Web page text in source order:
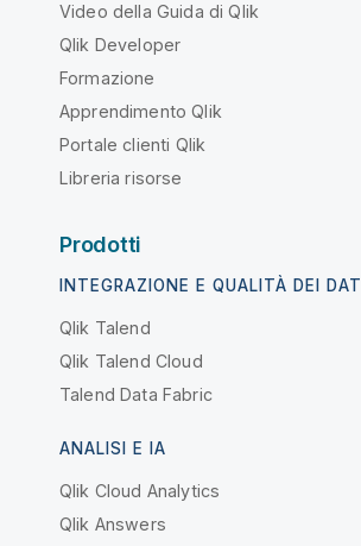
Video della Guida di Qlik
Qlik Developer
Formazione
Apprendimento Qlik
Portale clienti Qlik
Libreria risorse
Prodotti
INTEGRAZIONE E QUALITÀ DEI DATI
Qlik Talend
Qlik Talend Cloud
Talend Data Fabric
ANALISI E IA
Qlik Cloud Analytics
Qlik Answers